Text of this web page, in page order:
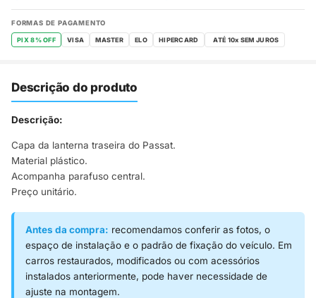
FORMAS DE PAGAMENTO
PIX 8% OFF VISA MASTER ELO HIPERCARD
Descrição do produto
Descrição:
Capa da lanterna traseira do Passat.
Material plástico.
Acompanha parafuso central.
Preço unitário.
Antes da compra: recomendamos conferir as fotos, o
espaço de instalação e o padrão de fixação do veículo. Em
carros restaurados, modificados ou com acessórios
instalados anteriormente, pode haver necessidade de
ajuste na montagem.